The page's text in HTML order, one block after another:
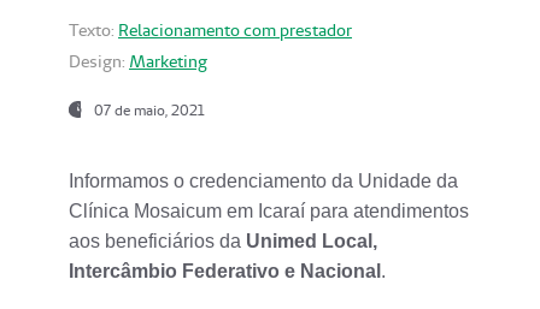
Texto: Relacionamento com prestador
Design: Marketing
07 de maio, 2021
Informamos o credenciamento da Unidade da
Clínica Mosaicum em Icaraí para atendimentos
aos beneficiários da Unimed Local,
Intercâmbio Federativo e Nacional .